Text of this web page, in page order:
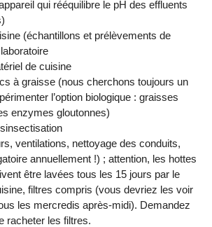
qui rééquilibre le pH des effluents
(échantillons et prélèvements de
de cuisine
à graisse (nous cherchons toujours un
l’option biologique : graisses
enzymes gloutonnes)
ventilations, nettoyage des conduits,
annuellement !) ; attention, les hottes
être lavées tous les 15 jours par le
filtres compris (vous devriez les voir
les mercredis après-midi). Demandez
racheter les filtres.